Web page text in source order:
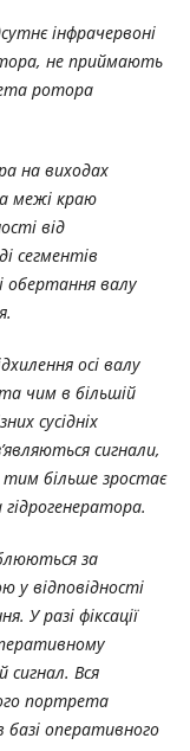
інфрачервоні
не приймають
ротора
на виходах
межі краю
від
сегментів
обертання валу
осі валу
чим в більшій
сусідніх
сигнали,
тим більше зростає
за
у відповідності
У разі фіксації
сигнал. Вся
портрета
базі оперативного